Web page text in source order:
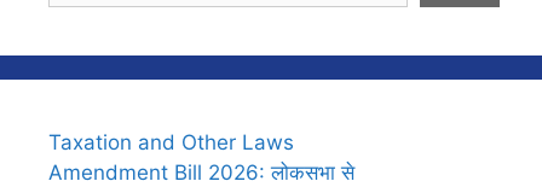
Taxation and Other Laws
Amendment Bill 2026: लोकसभा से